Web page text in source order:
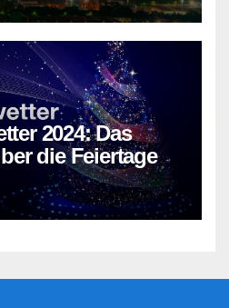
2024: Das
die Feiertage